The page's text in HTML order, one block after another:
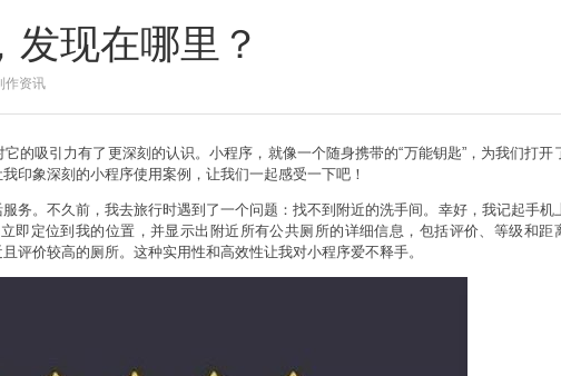
发现在哪里？
作资讯
的吸引力有了更深刻的认识。小程序，就像一个随身携带的“万能钥匙”，为我们打开
印象深刻的小程序使用案例，让我们一起感受一下吧！
务。不久前，我去旅行时遇到了一个问题：找不到附近的洗手间。幸好，我记起手机
即定位到我的位置，并显示出附近所有公共厕所的详细信息，包括评价、等级和距
评价较高的厕所。这种实用性和高效性让我对小程序爱不释手。